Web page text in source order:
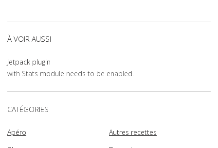
À VOIR AUSSI
Jetpack plugin
with Stats module needs to be enabled.
CATÉGORIES
Apéro
Autres recettes